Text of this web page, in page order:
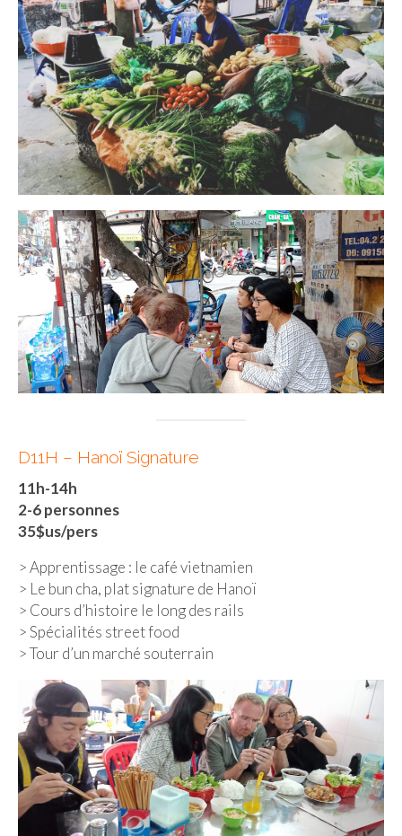
Ninh Binh
Quy Nhon
EUROPE
France
La Réunion
Paris
Poitou
Saint-Malo
Savoie
Vendée
Allemagne
Munich
Danemark
Portugal
Lisbonne
Royaume-Uni
GUIDES FOOD
ALLEMAGNE
– Berlin
– Munich
D11H – Hanoï Signature
11h-14h
2-6 personnes
35$us/pers
> Apprentissage : le café vietnamien
> Le bun cha, plat signature de Hanoï
> Cours d’histoire le long des rails
> Spécialités street food
> Tour d’un marché souterrain